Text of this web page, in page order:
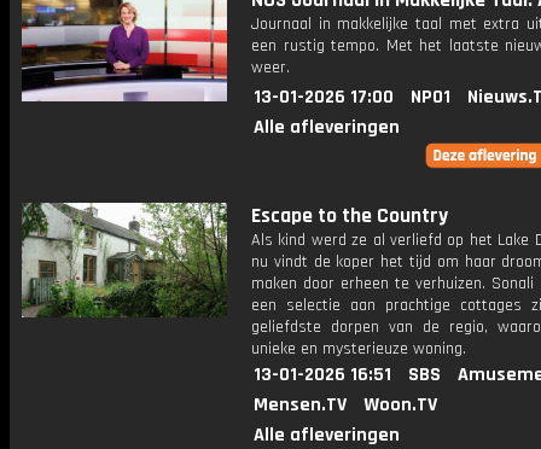
Journaal in makkelijke taal met extra
een rustig tempo. Met het laatste
weer.
13-01-2026 17:00 NPO1
Alle afleveringen
Escape to the Country
Als kind werd ze al verliefd op het Lake
nu vindt de koper het tijd om haar
maken door erheen te verhuizen. Sonali
een selectie aan prachtige cottages
geliefdste dorpen van de regio,
unieke en mysterieuze woning.
13-01-2026 16:51 SBS
Mensen.TV
Woon.TV
Alle afleveringen